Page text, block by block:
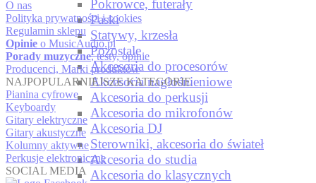
Pokrowce, futerały
Paski
Statywy, krzesła
Pozostale
Akcesoria do procesorów
Akcesoria nagłośnieniowe
Akcesoria do perkusji
Akcesoria do mikrofonów
Akcesoria DJ
Sterowniki, akcesoria do świateł
Akcesoria do studia
Akcesoria do klasycznych
O nas
Polityka prywatności i cookies
Regulamin sklepu
Opinie o MusicAudio.pl
Porady muzyczne, testy, opinie
Producenci, Marki produktów
NAJPOPULARNIEJSZE KATEGORIE
Pianina cyfrowe
Keyboardy
Gitary elektryczne
Gitary akustyczne
Kolumny aktywne
Perkusje elektroniczne
SOCIAL MEDIA